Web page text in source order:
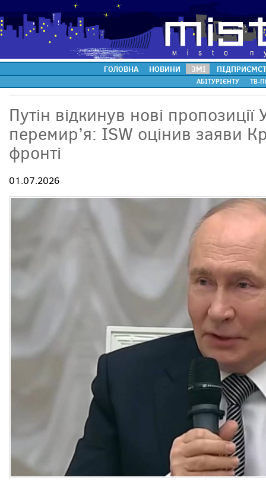
ГОЛОВНА НОВИНИ ЗМІ
АБІТУРІЄНТУ ТВ-
Путін відкинув нові
перемир’я: ISW оцінив заяви
фронті
01.07.2026